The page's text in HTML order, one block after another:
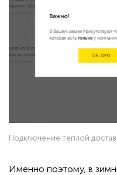
Подключение теплой
Именно поэтому, в